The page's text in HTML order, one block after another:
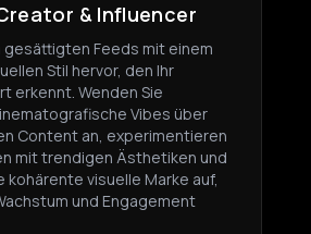
& Influencer
gesättigten Feeds mit einem
Stil hervor, den Ihr
erkennt. Wenden Sie
Vibes über
Content an, experimentieren
mit trendigen Ästhetiken und
kohärente visuelle Marke auf,
und Engagement